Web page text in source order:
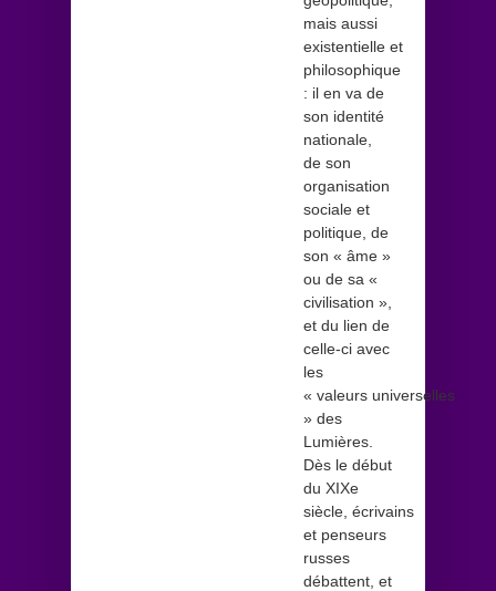
mais aussi
existentielle et
philosophique
: il en va de
son identité
nationale,
de son
organisation
sociale et
politique, de
son « âme »
ou de sa «
civilisation »,
et du lien de
celle-ci avec
les
« valeurs universelles
» des
Lumières.
Dès le début
du XIXe
siècle, écrivains
et penseurs
russes
débattent, et